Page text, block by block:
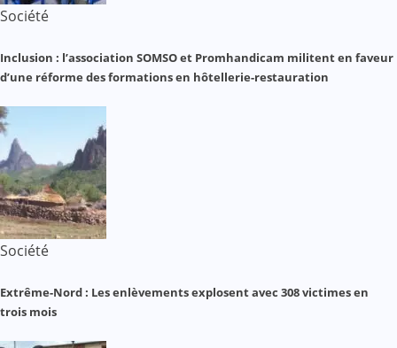
Société
Inclusion : l’association SOMSO et Promhandicam militent en faveur
d’une réforme des formations en hôtellerie-restauration
Société
Extrême-Nord : Les enlèvements explosent avec 308 victimes en
trois mois